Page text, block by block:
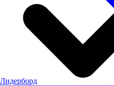
Лидерборд